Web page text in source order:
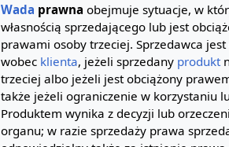
Wada prawna obejmuje sytuacje, w
własnością sprzedającego lub jest
prawami osoby trzeciej. Sprzedawca
wobec klienta, jeżeli sprzedany produkt
trzeciej albo jeżeli jest obciążony
także jeżeli ograniczenie w korzystaniu
Produktem wynika z decyzji lub
organu; w razie sprzedaży prawa